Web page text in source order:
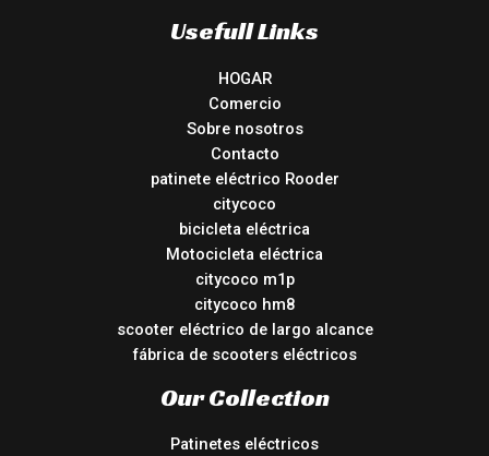
Usefull Links
HOGAR
Comercio
Sobre nosotros
Contacto
patinete eléctrico Rooder
citycoco
bicicleta eléctrica
Motocicleta eléctrica
citycoco m1p
citycoco hm8
scooter eléctrico de largo alcance
fábrica de scooters eléctricos
Our Collection
Patinetes eléctricos